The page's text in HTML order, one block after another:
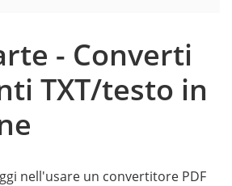
- Converti
TXT/testo in
nell'usare un convertitore PDF